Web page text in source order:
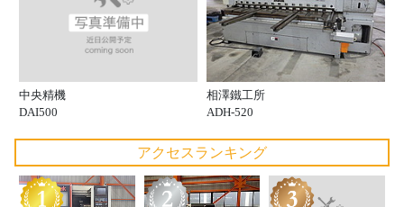
中央精機
DAI500
相澤鐵工所
ADH-520
アクセスランキング